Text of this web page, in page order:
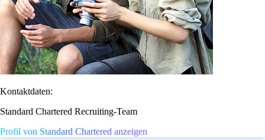
Kontaktdaten:
Standard Chartered Recruiting-Team
Profil von Standard Chartered anzeigen